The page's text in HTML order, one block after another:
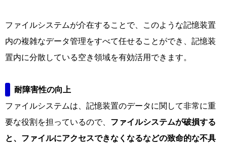
ファイルシステムが介在することで、このような記憶装置
内の複雑なデータ管理をすべて任せることができ、記憶装
置内に分散している空き領域を有効活用できます。
耐障害性の向上
ファイルシステムは、記憶装置のデータに関して非常に重
要な役割を担っているので、 ファイルシステムが破損する
と、ファイルにアクセスできなくなるなどの致命的な不具